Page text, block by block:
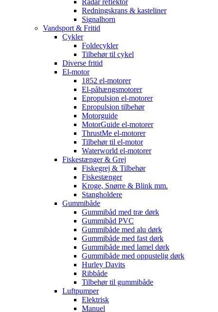
Radar reflektor
Redningskrans & kasteliner
Signalhorn
Vandsport & Fritid
Cykler
Foldecykler
Tilbehør til cykel
Diverse fritid
El-motor
1852 el-motorer
El-påhængsmotorer
Epropulsion el-motorer
Epropulsion tilbehør
Motorguide
MotorGuide el-motorer
ThrustMe el-motorer
Tilbehør til el-motor
Waterworld el-motorer
Fiskestænger & Grej
Fiskegrej & Tilbehør
Fiskestænger
Kroge, Snørre & Blink mm.
Stangholdere
Gummibåde
Gummibåd med træ dørk
Gummibåd PVC
Gummibåde med alu dørk
Gummibåde med fast dørk
Gummibåde med lamel dørk
Gummibåde med oppustelig dørk
Hurley Davits
Ribbåde
Tilbehør til gummibåde
Luftpumper
Elektrisk
Manuel